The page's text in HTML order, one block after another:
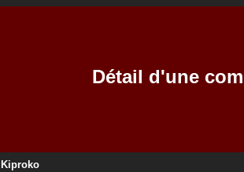
Détail d'une
Kiproko